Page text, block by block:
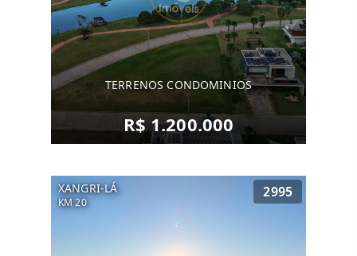
TERRENOS CONDOMINIOS
R$ 1.200.000
XANGRI-LÁ
KM 20
2995